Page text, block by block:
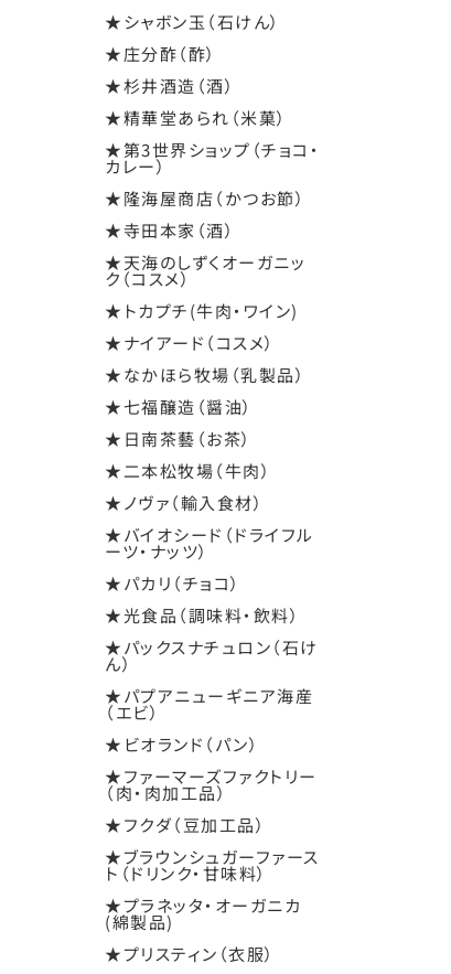
★シャボン玉（石けん）
★庄分酢（酢）
★杉井酒造（酒）
★精華堂あられ（米菓）
★第3世界ショップ（チョコ・
カレー）
★隆海屋商店（かつお節）
★寺田本家（酒）
★天海のしずくオーガニッ
ク（コスメ）
★トカプチ(牛肉・ワイン)
★ナイアード（コスメ）
★なかほら牧場（乳製品）
★七福醸造（醤油）
★日南茶藝（お茶）
★二本松牧場（牛肉）
★ノヴァ（輸入食材）
★バイオシード（ドライフル
ーツ・ナッツ）
★パカリ（チョコ）
★光食品（調味料・飲料）
★パックスナチュロン（石け
ん）
★パプアニューギニア海産
（エビ）
★ビオランド（パン）
★ファーマーズファクトリー
（肉・肉加工品）
★フクダ（豆加工品）
★ブラウンシュガーファース
ト（ドリンク・甘味料）
★プラネッタ・オーガニカ
(綿製品)
★プリスティン（衣服）